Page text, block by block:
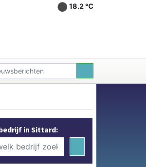
18.2 ℃
in Sittard: